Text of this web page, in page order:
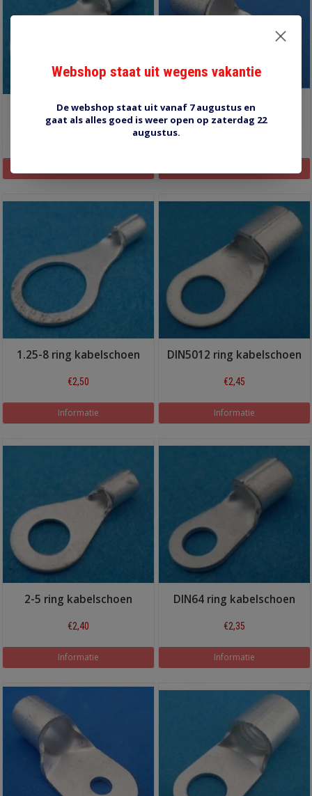
DIN65 ring kabelschoen DIN706 ring kabelschoen
1.25-8 ring kabelschoen
€2,50
Informatie
DIN5012 ring kabelschoen
€2,45
Informatie
2-5 ring kabelschoen
€2,40
Informatie
DIN64 ring kabelschoen
€2,35
Informatie
Webshop staat uit wegens vakantie
De webshop staat uit vanaf 7 augustus en
gaat als alles goed is weer open op zaterdag 22
augustus.